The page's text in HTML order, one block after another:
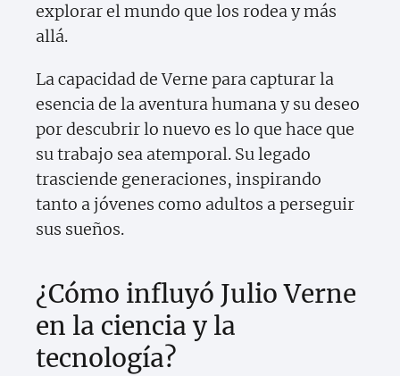
explorar el mundo que los rodea y más
allá.
La capacidad de Verne para capturar la
esencia de la aventura humana y su deseo
por descubrir lo nuevo es lo que hace que
su trabajo sea atemporal. Su legado
trasciende generaciones, inspirando
tanto a jóvenes como adultos a perseguir
sus sueños.
¿Cómo influyó Julio Verne
en la ciencia y la
tecnología?